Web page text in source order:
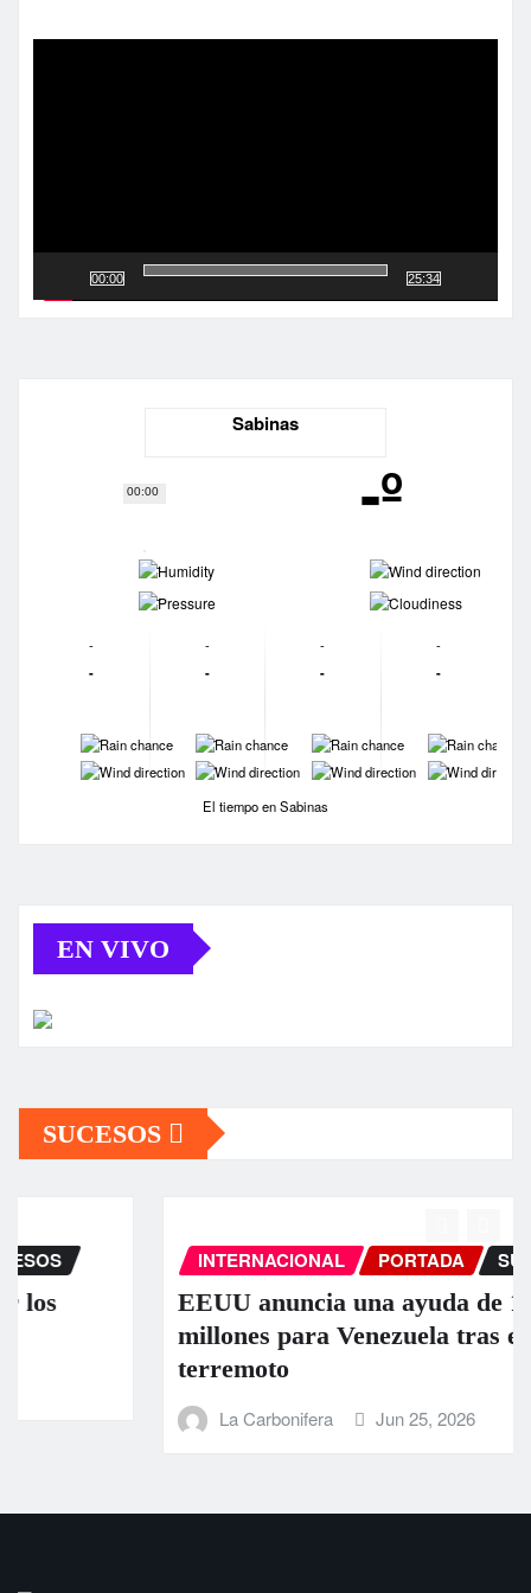
00:00
00:00
25:34
Sabinas
-º
-
-
-
-
-
-
-
-
-
-
-
-
-
-
-
-
-
-
-
-
El tiempo en Sabinas
EN VIVO
SUCESOS
INTERNACIONAL PORTADA SUCESOS
EEUU anuncia una ayuda de 130
millones para Venezuela tras el doble
La Carbonifera Jun 25, 2026